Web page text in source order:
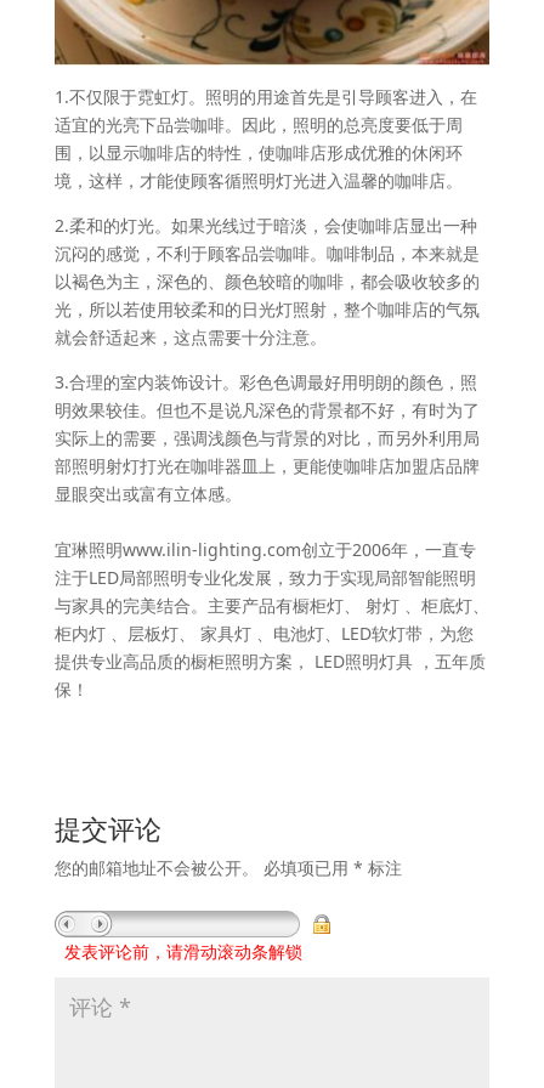
1.不仅限于霓虹灯。照明的用途首先是引导顾客进入，在
适宜的光亮下品尝咖啡。因此，照明的总亮度要低于周
围，以显示咖啡店的特性，使咖啡店形成优雅的休闲环
境，这样，才能使顾客循照明灯光进入温馨的咖啡店。
2.柔和的灯光。如果光线过于暗淡，会使咖啡店显出一种
沉闷的感觉，不利于顾客品尝咖啡。咖啡制品，本来就是
以褐色为主，深色的、颜色较暗的咖啡，都会吸收较多的
光，所以若使用较柔和的日光灯照射，整个咖啡店的气氛
就会舒适起来，这点需要十分注意。
3.合理的室内装饰设计。彩色色调最好用明朗的颜色，照
明效果较佳。但也不是说凡深色的背景都不好，有时为了
实际上的需要，强调浅颜色与背景的对比，而另外利用局
部照明射灯打光在咖啡器皿上，更能使咖啡店加盟店品牌
显眼突出或富有立体感。
宜琳照明www.ilin-lighting.com创立于2006年，一直专
注于LED局部照明专业化发展，致力于实现局部智能照明
与家具的完美结合。主要产品有橱柜灯、 射灯 、柜底灯、
柜内灯 、层板灯、 家具灯 、电池灯、LED软灯带，为您
提供专业高品质的橱柜照明方案， LED照明灯具 ，五年质
保！
提交评论
您的邮箱地址不会被公开。 必填项已用 * 标注
发表评论前，请滑动滚动条解锁